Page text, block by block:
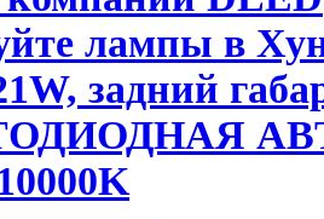
лампы в
задний